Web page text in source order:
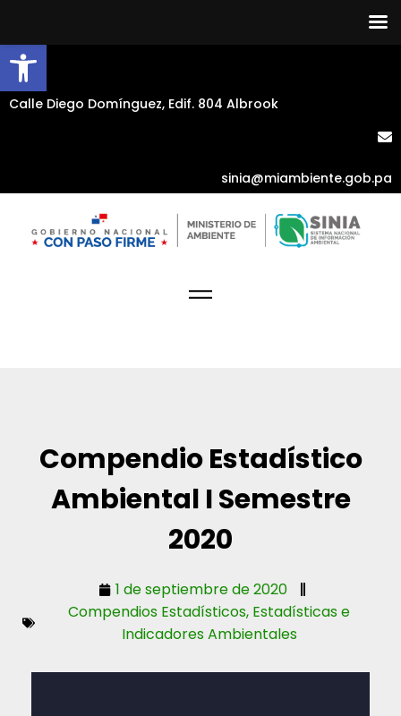
Abrir barra de herramientas
Calle Diego Domínguez, Edif. 804 Albrook
sinia@miambiente.gob.pa
Compendio Estadístico
Ambiental I Semestre
2020
1 de septiembre de 2020
Compendios Estadísticos, Estadísticas e
Indicadores Ambientales